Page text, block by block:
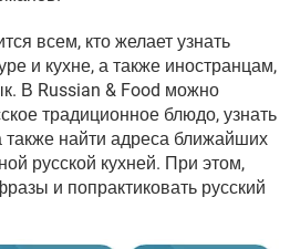
всем, кто желает узнать
и кухне, а также иностранцам,
В Russian & Food можно
традиционное блюдо, узнать
также найти адреса ближайших
русской кухней. При этом,
и попрактиковать русский